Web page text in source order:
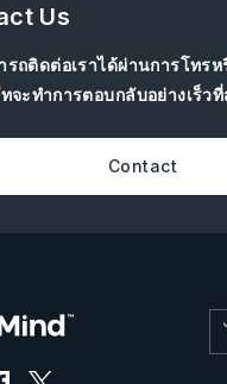
Us
ถติดต่อเราได้ผ่านการโทรห
จะทำการตอบกลับอย่างเร็ว
Contact